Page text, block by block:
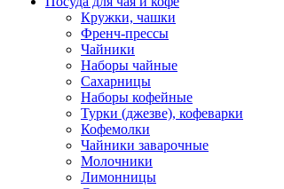
Кружки, чашки
Френч-прессы
Чайники
Наборы чайные
Сахарницы
Наборы кофейные
Турки (джезве), кофеварки
Кофемолки
Чайники заварочные
Молочники
Лимонницы